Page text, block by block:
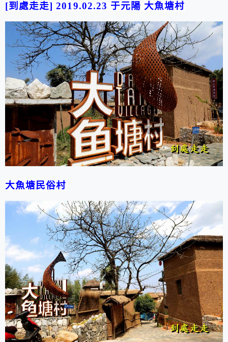
[到處走走] 2019.02.23 于元陽 大魚塘村
大魚塘民俗村